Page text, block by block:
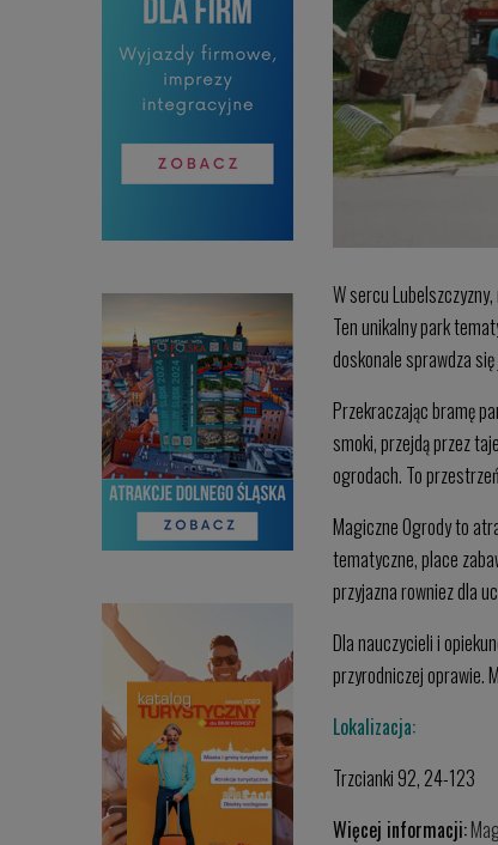
W sercu
Ten unikalny park
doskonale sprawdza
Przekraczając bramę
smoki, przejdą przez
ogrodach. To
Magiczne Ogrody to
tematyczne, place
przyjazna rowniez dla
Dla nauczycieli i
przyrodniczej oprawie.
Lokalizacja:
Trzcianki 92, 24-123
Więcej informacji: